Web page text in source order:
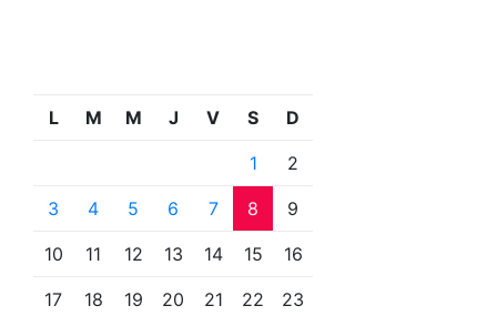
L M M J V S D
1 2
3 4 5 6 7 8 9
10 11 12 13 14 15 16
17 18 19 20 21 22 23